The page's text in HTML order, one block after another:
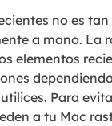
no es
a mano. La
elementos
Para
a tu Mac